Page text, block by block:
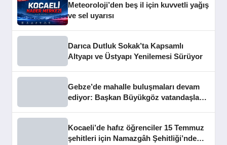
Meteoroloji’den beş il için kuvvetli yağış
ve sel uyarısı
Darıca Dutluk Sokak’ta Kapsamlı
Altyapı ve Üstyapı Yenilemesi Sürüyor
Gebze’de mahalle buluşmaları devam
ediyor: Başkan Büyükgöz vatandaşları
Kocaeli’de hafız öğrenciler 15 Temmuz
şehitleri için Namazgâh Şehitliği’nde